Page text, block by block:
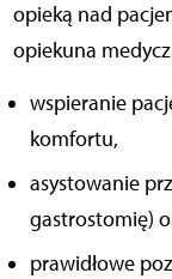
opieką nad
opiekuna
wspieranie
komfortu,
asystowanie
gastrostomię)
prawidłowe